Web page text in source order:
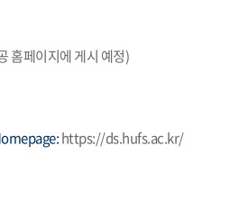
홈페이지에 게시 예정)
https://ds.hufs.ac.kr/